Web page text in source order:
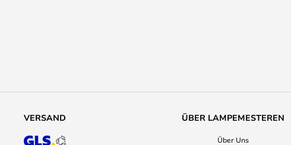
VERSAND ÜBER LAMPEMESTEREN
Über Uns